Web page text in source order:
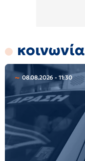
κοινωνία
08.08.2026 - 11:30